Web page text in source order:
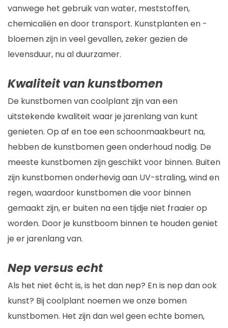
vanwege het gebruik van water, meststoffen,
chemicaliën en door transport. Kunstplanten en -
bloemen zijn in veel gevallen, zeker gezien de
levensduur, nu al duurzamer.
Kwaliteit van kunstbomen
De kunstbomen van coolplant zijn van een
uitstekende kwaliteit waar je jarenlang van kunt
genieten. Op af en toe een schoonmaakbeurt na,
hebben de kunstbomen geen onderhoud nodig. De
meeste kunstbomen zijn geschikt voor binnen. Buiten
zijn kunstbomen onderhevig aan UV-straling, wind en
regen, waardoor kunstbomen die voor binnen
gemaakt zijn, er buiten na een tijdje niet fraaier op
worden. Door je kunstboom binnen te houden geniet
je er jarenlang van.
Nep versus echt
Als het niet écht is, is het dan nep? En is nep dan ook
kunst? Bij coolplant noemen we onze bomen
kunstbomen. Het zijn dan wel geen echte bomen,